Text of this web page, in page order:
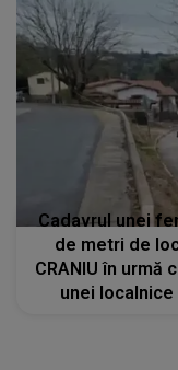
Cadavrul unei
de metri de
CRANIU în urmă
unei localnice
STIRI